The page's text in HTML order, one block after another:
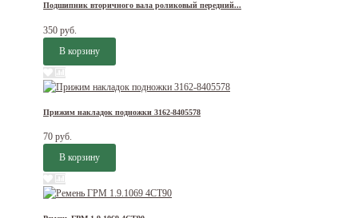
Подшипник вторичного вала роликовый передний...
350 руб.
Прижим накладок подножки 3162-8405578
70 руб.